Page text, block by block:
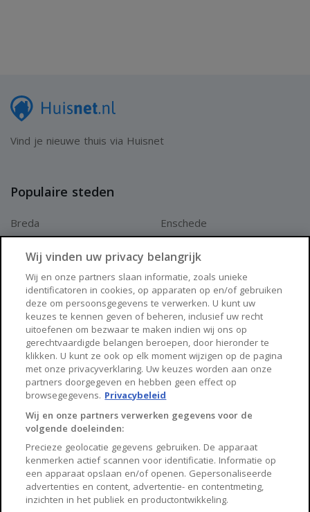
Vind je nieuwe thuis via Huisnet
Populaire steden
Breda
Arnhem
Enschede
Zwolle
Huisnet
Over Huisnet
Algemene voorwaarden
Privacybeleid
Contact
Sitemap
Wij vinden uw privacy belangrijk
Wij en onze partners slaan informatie, zoals unieke
identificatoren in cookies, op apparaten op en/of gebruiken
deze om persoonsgegevens te verwerken. U kunt uw
keuzes te kennen geven of beheren, inclusief uw recht
uitoefenen om bezwaar te maken indien wij ons op
gerechtvaardigde belangen beroepen, door hieronder te
klikken. U kunt ze ook op elk moment wijzigen op de pagina
met onze privacyverklaring. Uw keuzes worden aan onze
partners doorgegeven en hebben geen effect op
browsegegevens. Privacybeleid
Wij en onze partners verwerken gegevens voor de
volgende doeleinden:
Precieze geolocatie gegevens gebruiken. De apparaat
kenmerken actief scannen voor identificatie. Informatie op
een apparaat opslaan en/of openen. Gepersonaliseerde
advertenties en content, advertentie- en contentmeting,
inzichten in het publiek en productontwikkeling.